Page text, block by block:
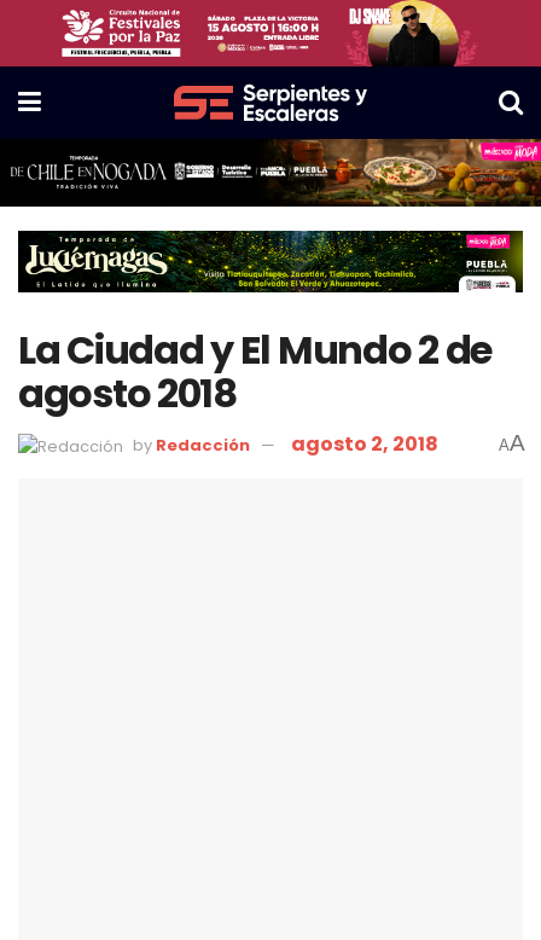
La Ciudad y El Mundo 2 de
agosto 2018
by Redacción agosto 2, 2018 AA